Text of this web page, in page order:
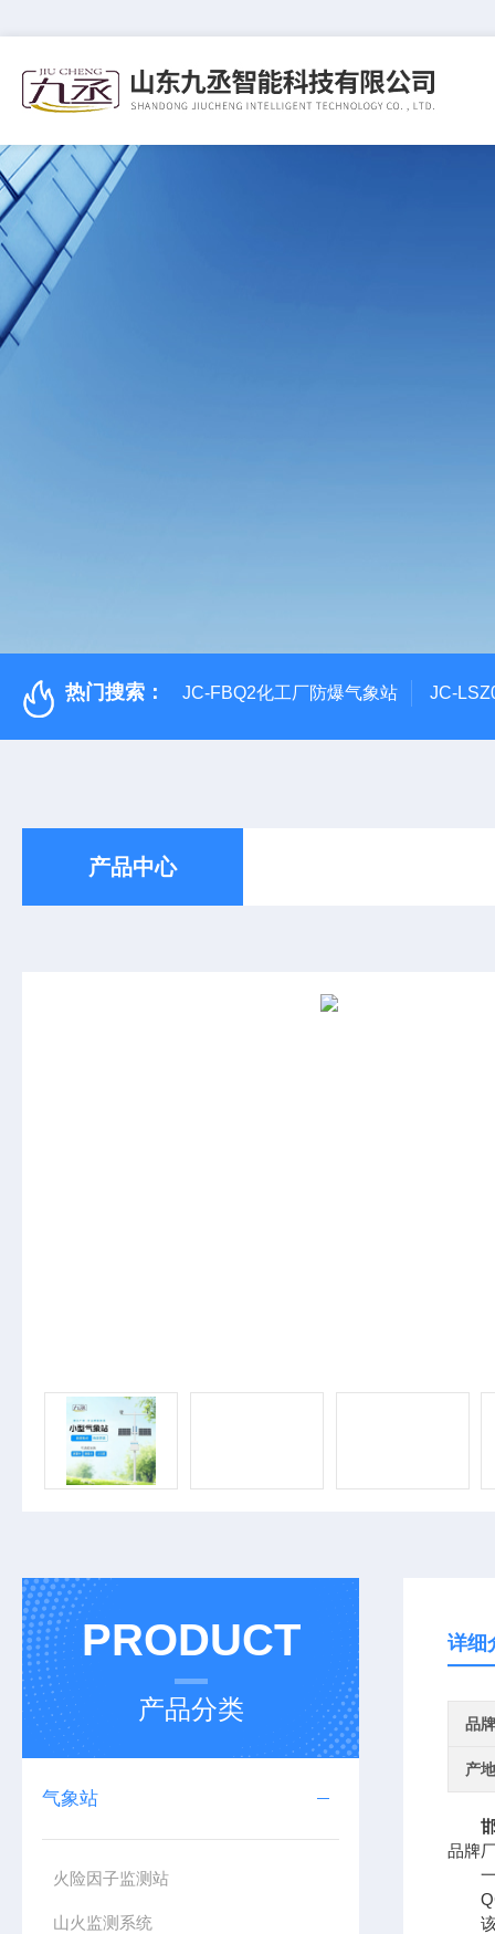
热门搜索： JC-FBQ2化工厂防爆气象站 JC-
产品中心
PRODUCT
产品分类
气象站
火险因子监测站
山火监测系统
详细
品牌
产
品牌
一
该设